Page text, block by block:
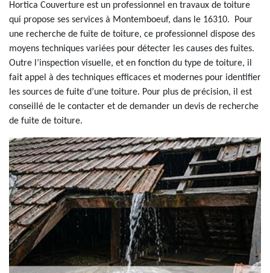
Hortica Couverture est un professionnel en travaux de toiture
qui propose ses services à Montemboeuf, dans le 16310. Pour
une recherche de fuite de toiture, ce professionnel dispose des
moyens techniques variées pour détecter les causes des fuites.
Outre l’inspection visuelle, et en fonction du type de toiture, il
fait appel à des techniques efficaces et modernes pour identifier
les sources de fuite d’une toiture. Pour plus de précision, il est
conseillé de le contacter et de demander un devis de recherche
de fuite de toiture.